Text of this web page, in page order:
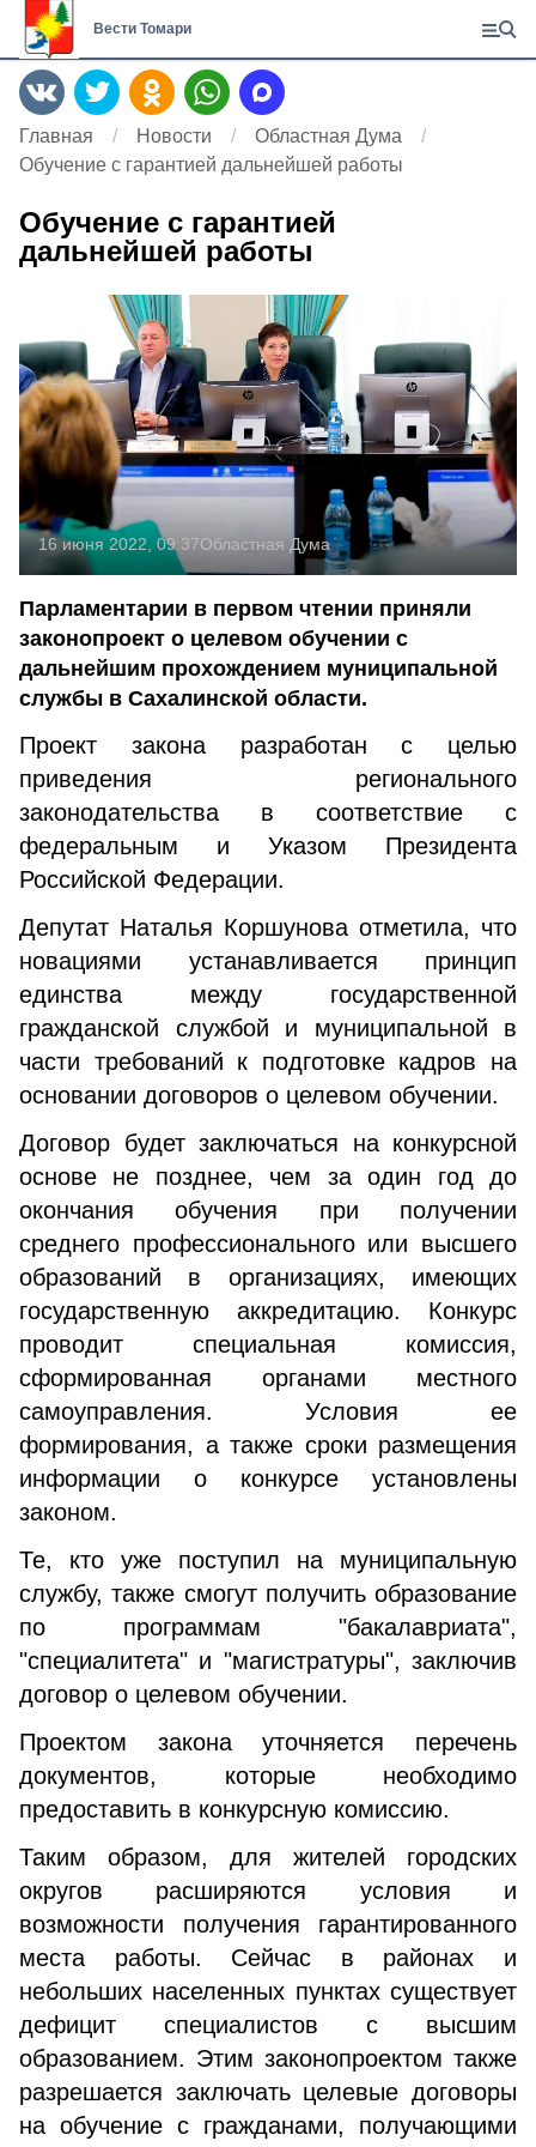
Вести Томари
Главная Новости
Областная Дума
Обучение с гарантией дальнейшей работы
Обучение с гарантией
дальнейшей работы
16 июня 2022, 09:37Областная Дума
Парламентарии в первом чтении приняли
законопроект о целевом обучении с
дальнейшим прохождением муниципальной
службы в Сахалинской области.
Проект закона разработан с целью
приведения регионального
законодательства в соответствие с
федеральным и Указом Президента
Российской Федерации.
Депутат Наталья Коршунова отметила, что
новациями устанавливается принцип
единства между государственной
гражданской службой и муниципальной в
части требований к подготовке кадров на
основании договоров о целевом обучении.
Договор будет заключаться на конкурсной
основе не позднее, чем за один год до
окончания обучения при получении
среднего профессионального или высшего
образований в организациях, имеющих
государственную аккредитацию. Конкурс
проводит специальная комиссия,
сформированная органами местного
самоуправления. Условия ее
формирования, а также сроки размещения
информации о конкурсе установлены
законом.
Те, кто уже поступил на муниципальную
службу, также смогут получить образование
по программам "бакалавриата",
"специалитета" и "магистратуры", заключив
договор о целевом обучении.
Проектом закона уточняется перечень
документов, которые необходимо
предоставить в конкурсную комиссию.
Таким образом, для жителей городских
округов расширяются условия и
возможности получения гарантированного
места работы. Сейчас в районах и
небольших населенных пунктах существует
дефицит специалистов с высшим
образованием. Этим законопроектом также
разрешается заключать целевые договоры
на обучение с гражданами, получающими